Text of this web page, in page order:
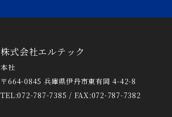
株式会社エルテック
本社
〒664-0845 兵庫県伊丹市東有岡 4-42-8
TEL:072-787-7385 / FAX:072-787-7382